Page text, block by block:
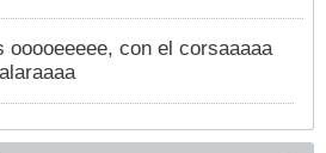
ooooeeeee, con el corsaaaaa